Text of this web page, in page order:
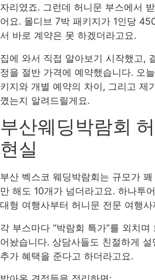
자리였죠. 그런데 허니문 부스에서
어요. 몰디브 7박 패키지가 1인당
서 바로 계약은 못 하겠더라고요.
집에 와서 직접 알아보기 시작했고,
정을 절반 가격에 예약했습니다. 오
키지와 개별 예약의 차이, 그리고 제
꼈는지 알려드릴게요.
부산웨딩박람회
현실
부산 벡스코 웨딩박람회는 규모가
만 해도 10개가 넘더라고요. 하나투
대형 여행사부터 허니문 전문 여행
각 부스마다 “박람회 특가”를 외치
어놨습니다. 상담사들도 친절하게
추가 혜택을 준다고 하더라고요.